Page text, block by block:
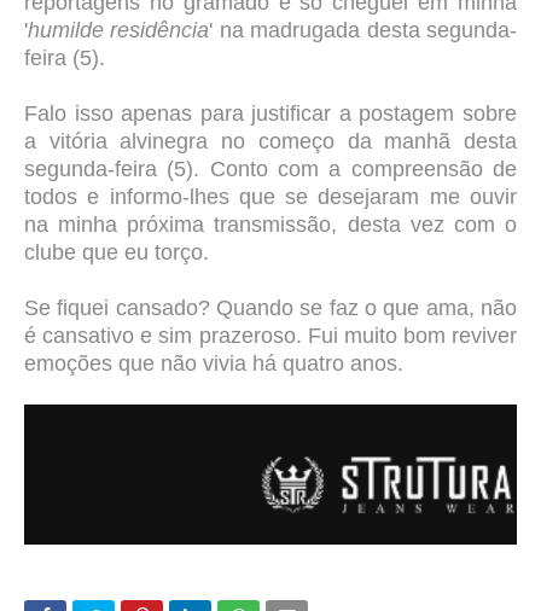
'humilde residência' na madrugada desta segunda-
feira (5).
Falo isso apenas para justificar a postagem sobre
a vitória alvinegra no começo da manhã desta
segunda-feira (5). Conto com a compreensão de
todos e informo-lhes que se desejaram me ouvir
na minha próxima transmissão, desta vez com o
clube que eu torço.
Se fiquei cansado? Quando se faz o que ama, não
é cansativo e sim prazeroso. Fui muito bom reviver
emoções que não vivia há quatro anos.